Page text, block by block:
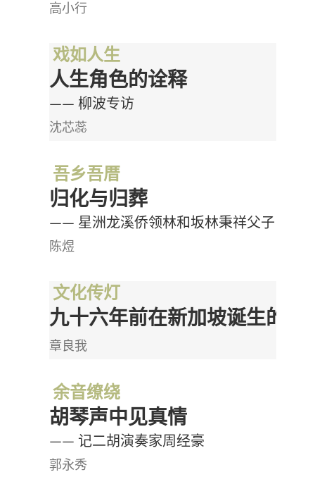
高小行
戏如人生
人生角色的诠释
—— 柳波专访
沈芯蕊
吾乡吾厝
归化与归葬
—— 星洲龙溪侨领林和坂林秉祥父子
陈煜
文化传灯
九十六年前在新加坡诞生的上
章良我
余音缭绕
胡琴声中见真情
—— 记二胡演奏家周经豪
郭永秀